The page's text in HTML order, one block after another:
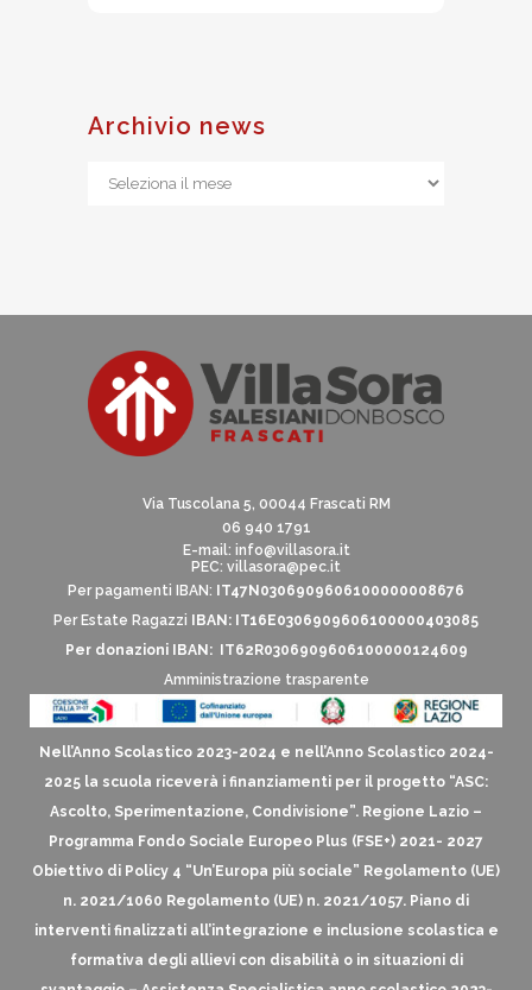
Archivio news
Archivio
Via Tuscolana 5, 00044 Frascati RM
06 940 1791
E-mail: info@villasora.it
PEC: villasora@pec.it
Per pagamenti IBAN:
IT47N0306909606100000008676
Per Estate Ragazzi
IBAN: IT16E0306909606100000403085
Per donazioni IBAN: IT62R0306909606100000124609
Amministrazione trasparente
Nell’Anno Scolastico 2023-2024 e nell’Anno Scolastico 2024-
2025 la scuola riceverà i finanziamenti per il progetto “ASC:
Ascolto, Sperimentazione, Condivisione”. Regione Lazio –
Programma Fondo Sociale Europeo Plus (FSE+) 2021- 2027
Obiettivo di Policy 4 “Un’Europa più sociale” Regolamento (UE)
n. 2021/1060 Regolamento (UE) n. 2021/1057. Piano di
interventi finalizzati all’integrazione e inclusione scolastica e
formativa degli allievi con disabilità o in situazioni di